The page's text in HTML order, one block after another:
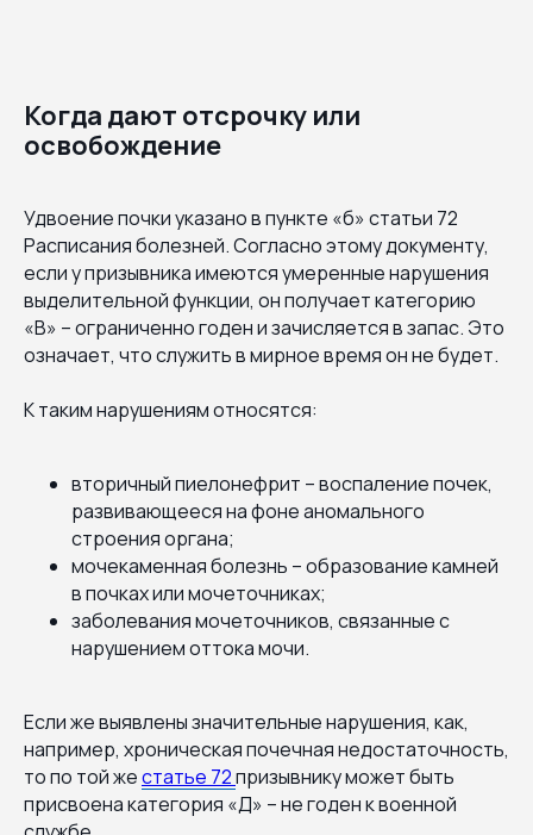
Когда дают отсрочку или
освобождение
Удвоение почки указано в пункте «б» статьи 72
Расписания болезней. Согласно этому документу,
если у призывника имеются умеренные нарушения
выделительной функции, он получает категорию
«В» – ограниченно годен и зачисляется в запас. Это
означает, что служить в мирное время он не будет.
К таким нарушениям относятся:
вторичный пиелонефрит – воспаление почек,
развивающееся на фоне аномального
строения органа;
мочекаменная болезнь – образование камней
в почках или мочеточниках;
заболевания мочеточников, связанные с
нарушением оттока мочи.
Если же выявлены значительные нарушения, как,
например, хроническая почечная недостаточность,
то по той жестатье 72призывнику может быть
присвоена категория «Д» – не годен к военной